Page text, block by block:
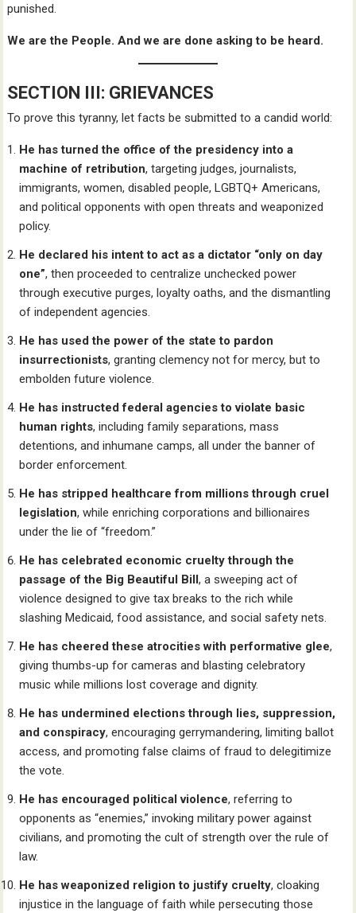
punished.
We are the People. And we are done asking to be heard.
SECTION III: GRIEVANCES
To prove this tyranny, let facts be submitted to a candid world:
He has turned the office of the presidency into a
machine of retribution, targeting judges, journalists,
immigrants, women, disabled people, LGBTQ+ Americans,
and political opponents with open threats and weaponized
policy.
He declared his intent to act as a dictator “only on day
one”, then proceeded to centralize unchecked power
through executive purges, loyalty oaths, and the dismantling
of independent agencies.
He has used the power of the state to pardon
insurrectionists, granting clemency not for mercy, but to
embolden future violence.
He has instructed federal agencies to violate basic
human rights, including family separations, mass
detentions, and inhumane camps, all under the banner of
border enforcement.
He has stripped healthcare from millions through cruel
legislation, while enriching corporations and billionaires
under the lie of “freedom.”
He has celebrated economic cruelty through the
passage of the Big Beautiful Bill, a sweeping act of
violence designed to give tax breaks to the rich while
slashing Medicaid, food assistance, and social safety nets.
He has cheered these atrocities with performative glee,
giving thumbs-up for cameras and blasting celebratory
music while millions lost coverage and dignity.
He has undermined elections through lies, suppression,
and conspiracy, encouraging gerrymandering, limiting ballot
access, and promoting false claims of fraud to delegitimize
the vote.
He has encouraged political violence, referring to
opponents as “enemies,” invoking military power against
civilians, and promoting the cult of strength over the rule of
law.
He has weaponized religion to justify cruelty, cloaking
injustice in the language of faith while persecuting those